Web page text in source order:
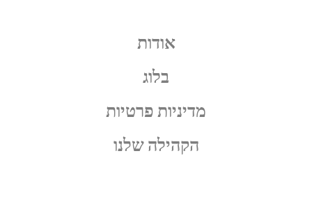
אודות
בלוג
מדיניות פרטיות
הקהילה שלנו